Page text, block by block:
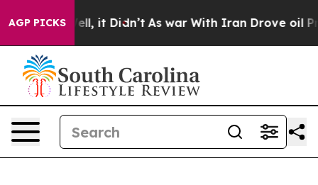
AGP PICKS
Well, it Didn’t As war With Iran Drove oil Prices